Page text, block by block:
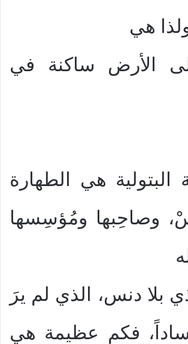
ولذا هي
الأرض ساكنة في
البتولية هي الطهارة
وصاحِبها ومُؤسِسها
بلا دنس، الذي لم يرَ
فكم عظيمة هي